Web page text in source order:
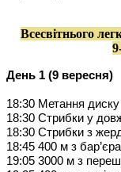
Всесвiтнього
День 1 (9 вересня)
18:30 Метання
18:30 Стрибки у
18:30 Стрибки з
18:45 400 м з
19:05 3000 м з